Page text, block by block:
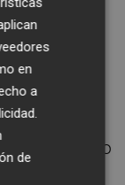
donde
y
a lo loco
Pienso
por
en
a
.
de